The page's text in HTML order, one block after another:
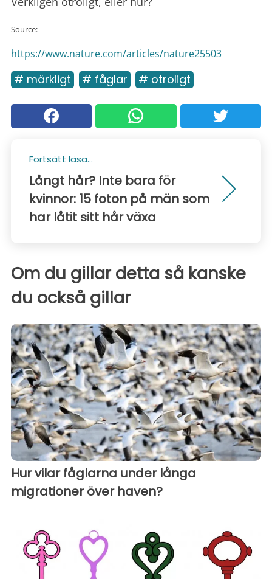
Source:
https://www.nature.com/articles/nature25503
# märkligt # fåglar # otroligt
Fortsätt läsa...
Långt hår? Inte bara för
kvinnor: 15 foton på män som
har låtit sitt hår växa
Om du gillar detta så kanske
du också gillar
Hur vilar fåglarna under långa
migrationer över haven?